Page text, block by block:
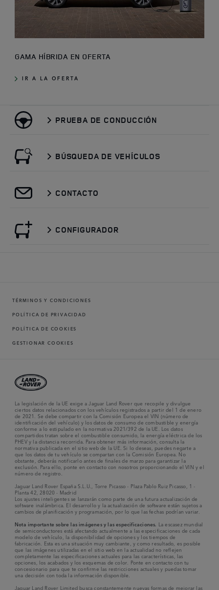
GAMA HÍBRIDA EN OFERTA
IR A LA OFERTA
PRUEBA DE CONDUCCIÓN
BÚSQUEDA DE VEHÍCULOS
CONTACTO
CONFIGURADOR
TÉRMINOS Y CONDICIONES
POLÍTICA DE PRIVACIDAD
POLÍTICA DE COOKIES
GESTIONAR COOKIES
La legislación de la UE exige a Jaguar Land Rover que recopile y divulgue
ciertos datos relacionados con los vehículos registrados a partir del 1 de enero
de 2021. Se debe compartir con la Comisión Europea el VIN (número de
identificación del vehículo) y los datos de consumo de combustible y energía
conforme a lo estipulado en la normativa 2021/392 de la UE. Los datos
compartidos tratan sobre el combustible consumido, la energía eléctrica de los
PHEV y la distancia recorrida. Para obtener más información, consulta la
normativa publicada en el sitio web de la UE. Si lo deseas, puedes negarte a
que los datos de tu vehículo se compartan con la Comisión Europea. No
obstante, deberás notificarlo antes de finales de marzo para garantizar la
exclusión. Para ello, ponte en contacto con nosotros proporcionando el VIN y el
número de registro.
Jaguar Land Rover España S.L.U., Torre Picasso - Plaza Pablo Ruiz Picasso, 1 -
Planta 42, 28020 - Madrid
Los ajustes inteligentes se lanzarán como parte de una futura actualización de
software inalámbrica. El desarrollo y la actualización de software están sujetos a
cambios de planificación y programación, por lo que las fechas podrían variar.
Nota importante sobre las imágenes y las especificaciones. La escasez mundial
de semiconductores está afectando actualmente a las especificaciones de cada
modelo de vehículo, la disponibilidad de opciones y los tiempos de
fabricación. Esta es una situación muy cambiante, y como resultado, es posible
que las imágenes utilizadas en el sitio web en la actualidad no reflejen
completamente las especificaciones actuales para las características, las
opciones, los acabados y los esquemas de color. Ponte en contacto con tu
concesionario para que te confirme las restricciones actuales y puedas tomar
una decisión con toda la información disponible.
Jaguar Land Rover Limited busca constantemente nuevas formas de mejorar las